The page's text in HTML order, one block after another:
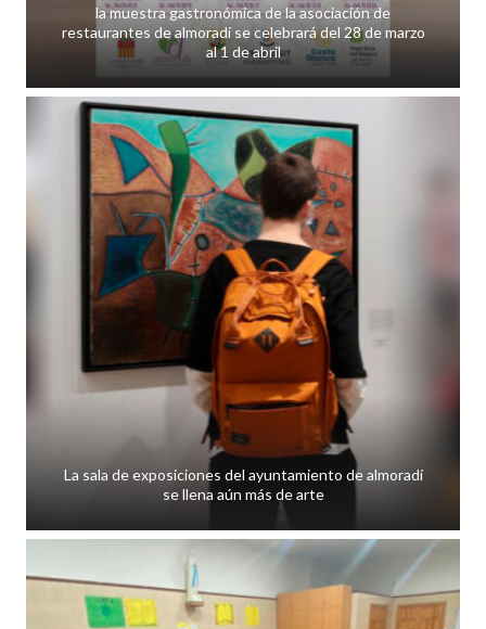
la muestra gastronómica de la asociación de
restaurantes de almoradí se celebrará del 28 de marzo
al 1 de abril
La sala de exposiciones del ayuntamiento de almoradí
se llena aún más de arte